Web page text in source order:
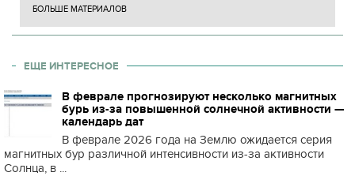
БОЛЬШЕ МАТЕРИАЛОВ
ЕЩЕ ИНТЕРЕСНОЕ
В феврале прогнозируют несколько магнитных
бурь из-за повышенной солнечной активности —
календарь дат
В феврале 2026 года на Землю ожидается серия
магнитных бур различной интенсивности из-за активности
Солнца, в ...